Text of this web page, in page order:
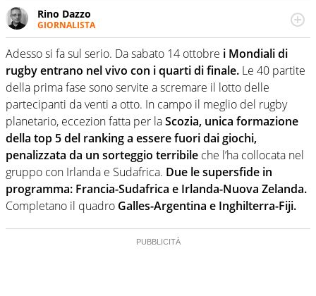
Rino Dazzo
GIORNALISTA
Se mai ci fosse modo di traslare il glossario del calcio in
una nicchia di esperti, lui ne farebbe parte. Non si perde
una svista arbitrale né gli umori social del mondo delle
curve
Adesso si fa sul serio. Da sabato 14 ottobre i Mondiali di
rugby entrano nel vivo con i quarti di finale. Le 40 partite
della prima fase sono servite a scremare il lotto delle
partecipanti da venti a otto. In campo il meglio del rugby
planetario, eccezion fatta per laScozia, unica formazione
della top 5 del ranking a essere fuori dai giochi,
penalizzata da un sorteggio terribile che l’ha collocata nel
gruppo con Irlanda e Sudafrica. Due le supersfide in
programma: Francia-Sudafrica e Irlanda-Nuova Zelanda.
Completano il quadro Galles-Argentina e Inghilterra-Fiji.